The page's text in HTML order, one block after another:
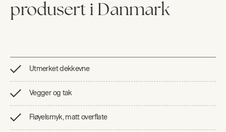
produsert i Danmark
Utmerket dekkevne
Vegger og tak
Fløyelsmyk, matt overflate